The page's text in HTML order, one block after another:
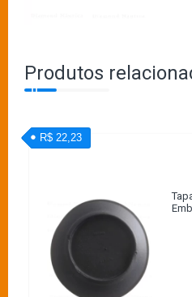
Produtos
R$ 22,23